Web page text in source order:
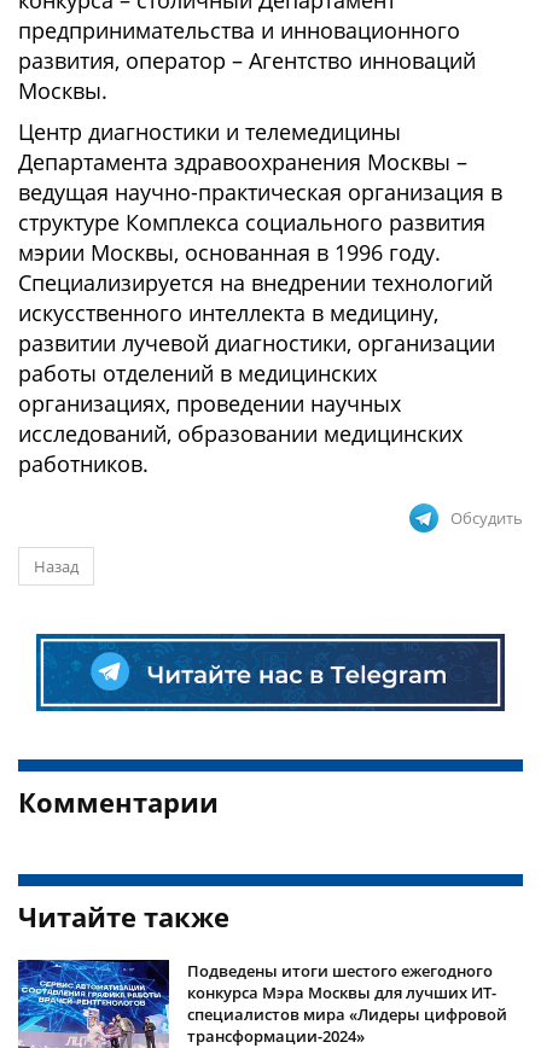
предпринимательства и инновационного
развития, оператор – Агентство инноваций
Москвы.
Центр диагностики и телемедицины
Департамента здравоохранения Москвы –
ведущая научно-практическая организация в
структуре Комплекса социального развития
мэрии Москвы, основанная в 1996 году.
Специализируется на внедрении технологий
искусственного интеллекта в медицину,
развитии лучевой диагностики, организации
работы отделений в медицинских
организациях, проведении научных
исследований, образовании медицинских
работников.
Обсудить
Назад
Комментарии
Читайте также
Подведены итоги шестого ежегодного
конкурса Мэра Москвы для лучших ИТ-
специалистов мира «Лидеры цифровой
трансформации-2024»